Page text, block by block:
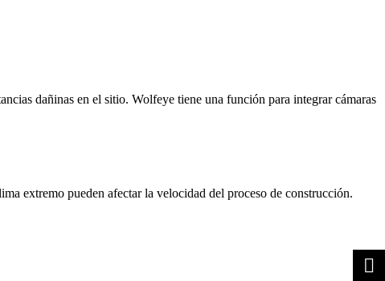
dañinas en el sitio. Wolfeye tiene una función para integrar cámaras
extremo pueden afectar la velocidad del proceso de construcción.